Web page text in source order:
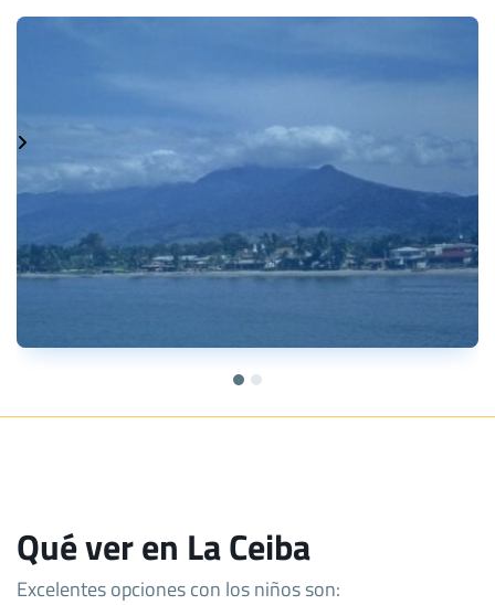
Qué ver en La Ceiba
Excelentes opciones con los niños son: